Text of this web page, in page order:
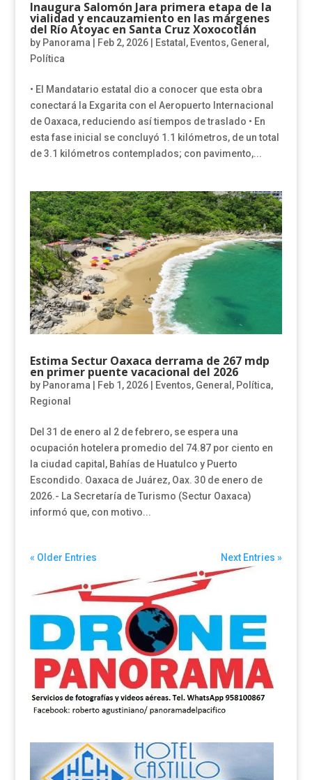
Inaugura Salomón Jara primera etapa de la
vialidad y encauzamiento en las márgenes
del Río Atoyac en Santa Cruz Xoxocotlán
by Panorama Feb 2, 2026| Estatal , Eventos, General ,
Política
• El Mandatario estatal dio a conocer que esta obra
conectará la Exgarita con el Aeropuerto Internacional
de Oaxaca, reduciendo así tiempos de traslado • En
esta fase inicial se concluyó 1.1 kilómetros, de un total
de 3.1 kilómetros contemplados; con pavimento,...
Estima Sectur Oaxaca derrama de 267 mdp
en primer puente vacacional del 2026
by Panorama | Feb 1, 2026| Eventos, General, Política,
Regional
Del 31 de enero al 2 de febrero, se espera una
ocupación hotelera promedio del 74.87 por ciento en
la ciudad capital, Bahías de Huatulco y Puerto
Escondido. Oaxaca de Juárez, Oax. 30 de enero de
2026.- La Secretaría de Turismo (Sectur Oaxaca)
informó que, con motivo...
« Older Entries Next Entries »